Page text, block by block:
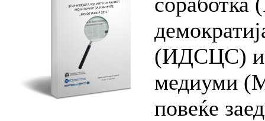
(ИДСЦС) и
медиуми
повеќе